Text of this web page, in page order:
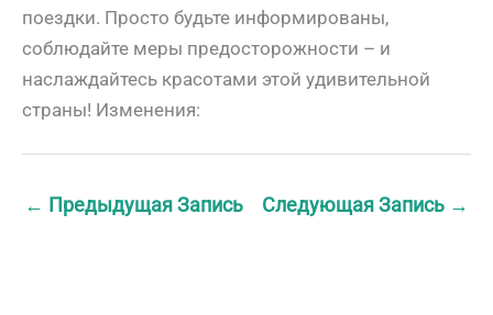
поездки. Просто будьте информированы,
соблюдайте меры предосторожности – и
наслаждайтесь красотами этой удивительной
страны! Изменения:
← Предыдущая Запись Следующая Запись →